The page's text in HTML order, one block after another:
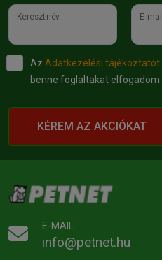
Keresztnév E-mail
Az Adatkezelési tájékoztatót
benne foglaltakat elfogadom.
KÉREM AZ AKCIÓKAT
E-MAIL:
info@petnet.hu